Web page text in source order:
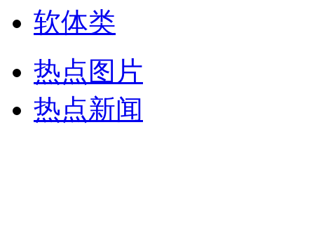
软体类
热点图片
热点新闻